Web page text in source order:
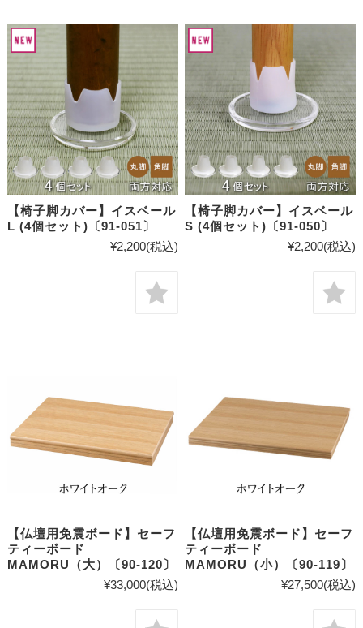
【椅子脚カバー】イスベール
L (4個セット)〔91-051〕
¥2,200(税込)
【椅子脚カバー】イスベール
S (4個セット)〔91-050〕
¥2,200(税込)
【仏壇用免震ボード】セーフ
ティーボード
MAMORU（大）〔90-120〕
¥33,000(税込)
【仏壇用免震ボード】セーフ
ティーボード
MAMORU（小）〔90-119〕
¥27,500(税込)